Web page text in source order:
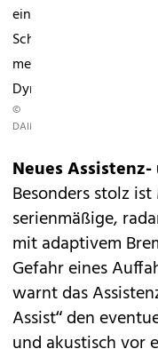
einen
Schuss
mehr
Dynamik.
©
DAIMLER
Neues
Besonders stolz
serienmäßige,
mit adaptivem
Gefahr eines
warnt das
Assist“ den